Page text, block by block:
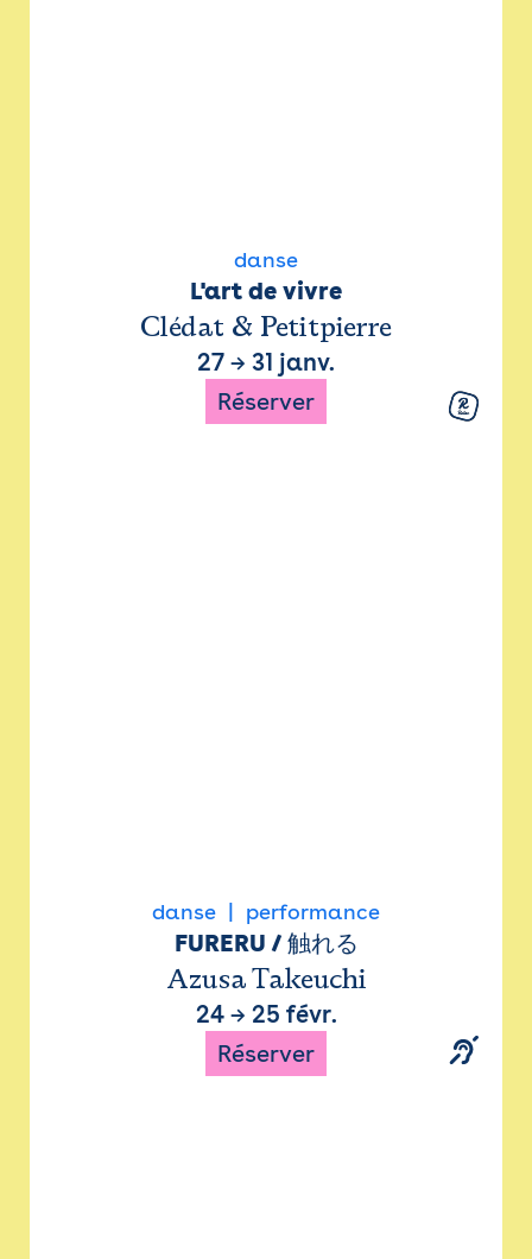
danse
L'art de vivre
Clédat & Petitpierre
27 → 31 janv.
Réserver
danse performance
FURERU / 触れる
Azusa Takeuchi
24→ 25 févr.
Réserver